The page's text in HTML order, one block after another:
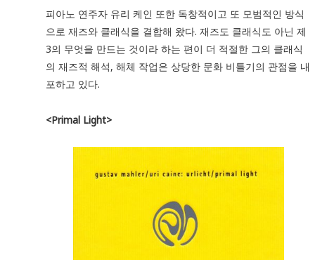
피아노 연주자 유리 케인 또한 독창적이고 또 모범적인 방식
으로 재즈와 클래식을 결합해 왔다. 재즈도 클래식도 아닌 제
3의 무엇을 만드는 것이라 하는 편이 더 적절한 그의 클래식
의 재즈적 해석, 해체 작업은 상당한 문화 비틀기의 관점을 내
포하고 있다.
<Primal Light>